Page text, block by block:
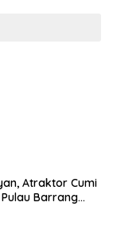
Atraktor Cumi
Barrang